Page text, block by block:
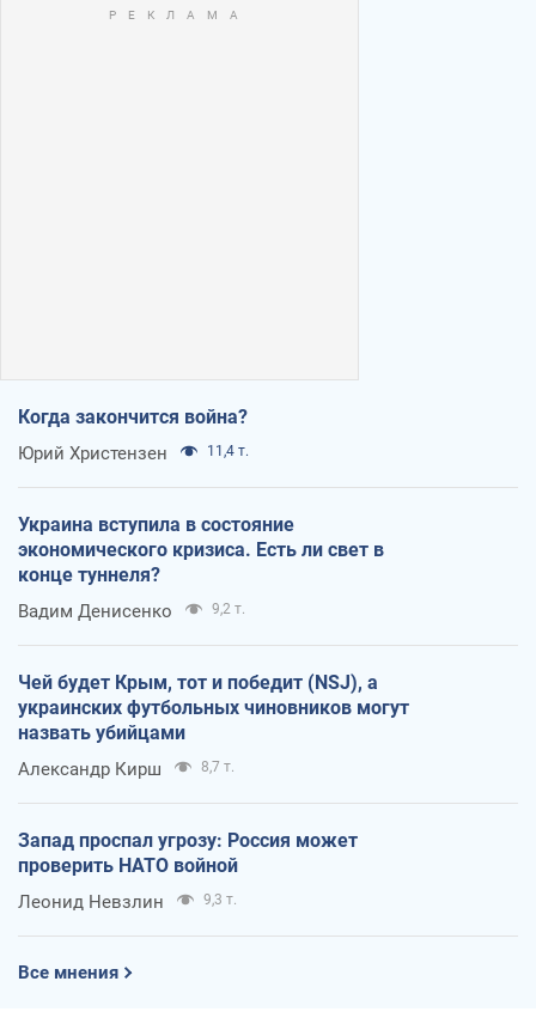
Когда закончится война?
Юрий Христензен 11,4 т.
Украина вступила в состояние
экономического кризиса. Есть ли свет в
конце туннеля?
Вадим Денисенко 9,2 т.
Чей будет Крым, тот и победит (NSJ), а
украинских футбольных чиновников могут
назвать убийцами
Александр Кирш 8,7 т.
Запад проспал угрозу: Россия может
проверить НАТО войной
Леонид Невзлин 9,3 т.
Все мнения